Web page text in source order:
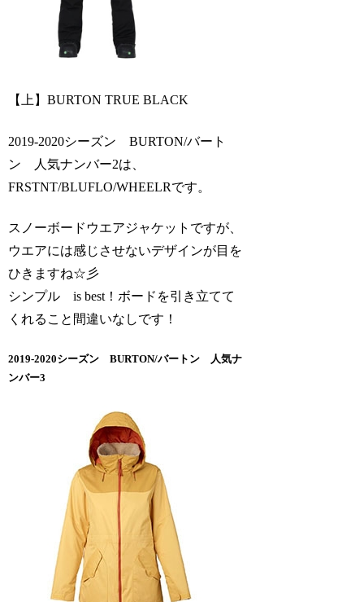
【上】BURTON TRUE BLACK
2019-2020シーズン BURTON/バート
ン 人気ナンバー2は、
FRSTNT/BLUFLO/WHEELRです。
スノーボードウエアジャケットですが、
ウエアには感じさせないデザインが目を
ひきますね☆彡
シンプル is best！ボードを引き立てて
くれること間違いなしです！
2019-2020シーズン BURTON/バートン 人気ナ
ンバー3